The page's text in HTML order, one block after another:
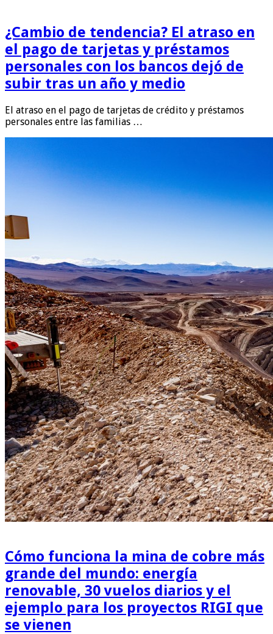
¿Cambio de tendencia? El atraso en
el pago de tarjetas y préstamos
personales con los bancos dejó de
subir tras un año y medio
El atraso en el pago de tarjetas de crédito y préstamos
personales entre las familias …
Cómo funciona la mina de cobre más
grande del mundo: energía
renovable, 30 vuelos diarios y el
ejemplo para los proyectos RIGI que
se vienen